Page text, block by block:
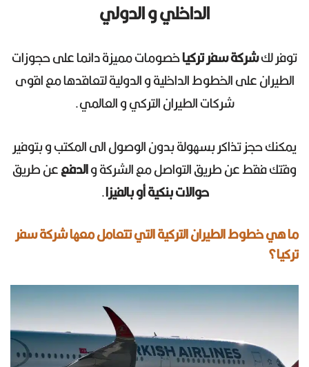
الداخلي و الدولي
توفر لكشركة سفر تركياخصومات مميزة دائما على حجوزات
الطيران على الخطوط الداخلية و الدولية لتعاقدها مع اقوى
شركات الطيران التركي و العالمي.
يمكنك حجز تذاكر بسهولة بدون الوصول الى المكتب و بتوفير
وقتك فقط عن طريق التواصل مع الشركة والدفععن طريق
حوالات بنكية أو بالفيزا.
ما هي خطوط الطيران التركية التي تتعامل معها شركة سفر
تركيا؟